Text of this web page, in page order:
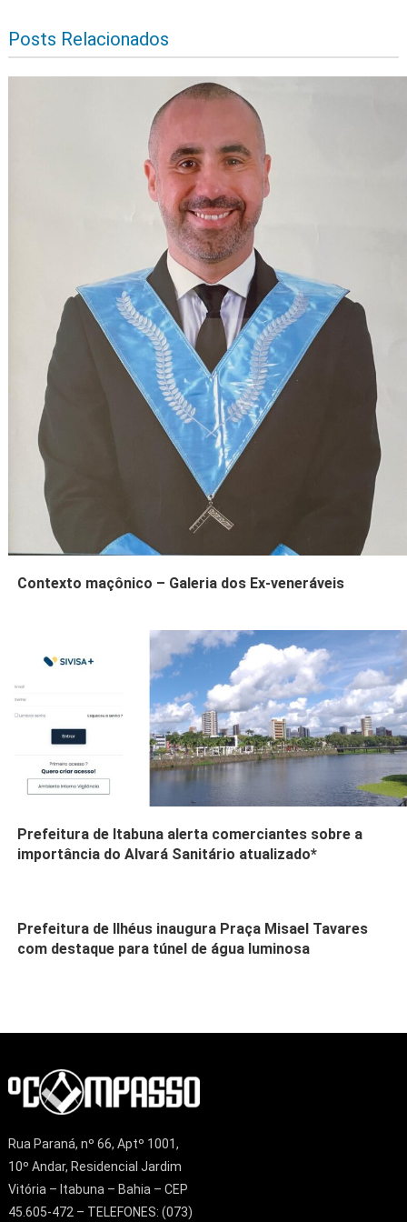
Posts Relacionados
Contexto maçônico – Galeria dos Ex-veneráveis
Prefeitura de Itabuna alerta comerciantes sobre a
importância do Alvará Sanitário atualizado*
Prefeitura de Ilhéus inaugura Praça Misael Tavares
com destaque para túnel de água luminosa
Rua Paraná, nº 66, Aptº 1001,
10º Andar, Residencial Jardim
Vitória – Itabuna – Bahia – CEP
45.605-472 – TELEFONES: (073)